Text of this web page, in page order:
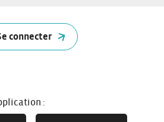
connecter
:
en France, Citiz propose à
en libre-service proche de